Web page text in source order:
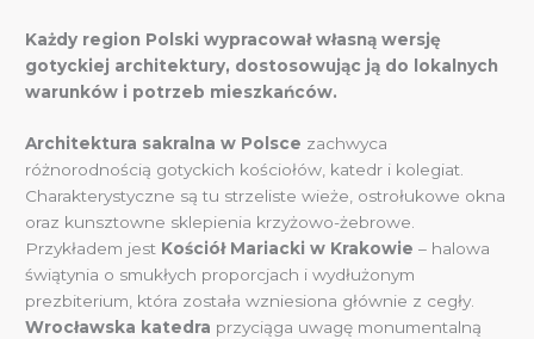
Każdy region Polski wypracował własną wersję
gotyckiej architektury, dostosowując ją do lokalnych
warunków i potrzeb mieszkańców.
Architektura sakralna w Polsce zachwyca
różnorodnością gotyckich kościołów, katedr i kolegiat.
Charakterystyczne są tu strzeliste wieże, ostrołukowe okna
oraz kunsztowne sklepienia krzyżowo-żebrowe.
Przykładem jest Kościół Mariacki w Krakowie – halowa
świątynia o smukłych proporcjach i wydłużonym
prezbiterium, która została wzniesiona głównie z cegły.
Wrocławska katedra przyciąga uwagę monumentalną